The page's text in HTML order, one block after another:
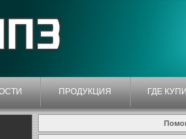
ПРОДУКЦИЯ ГДЕ